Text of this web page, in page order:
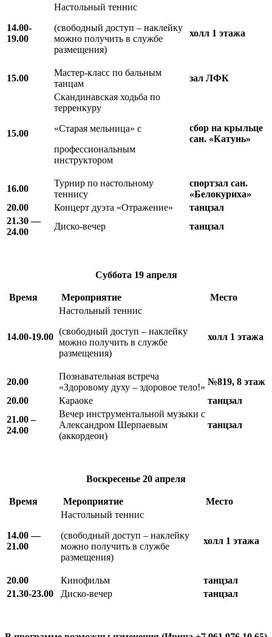
14.00-
19.00
Настольный теннис
(свободный доступ – наклейку
можно получить в службе
размещения)
холл 1 этажа
15.00
Мастер-класс по бальным
танцам
зал ЛФК
15.00
Скандинавская ходьба по
терренкуру
«Старая мельница» с
профессиональным
инструктором
сбор на крыльце
сан. «Катунь»
16.00
Турнир по настольному
теннису
спортзал сан.
«Белокуриха»
20.00
Концерт дуэта «Отражение»
танцзал
21.30 —
24.00
Диско-вечер танцзал
Суббота 19 апреля
Время Мероприятие Место
14.00-19.00
Настольный теннис
(свободный доступ – наклейку
можно получить в службе
размещения)
холл 1 этажа
20.00
Познавательная встреча
«Здоровому духу – здоровое тело!»
№819, 8 этаж
20.00
Караоке
танцзал
21.00 –
24.00
Вечер инструментальной музыки с
Александром Шерпаевым
(аккордеон)
танцзал
Воскресенье 20 апреля
Время Мероприятие Место
14.00 —
21.00
Настольный теннис
(свободный доступ – наклейку
можно получить в службе
размещения)
холл 1 этажа
20.00 Кинофильм
танцзал
21.30-23.00
Диско-вечер танцзал